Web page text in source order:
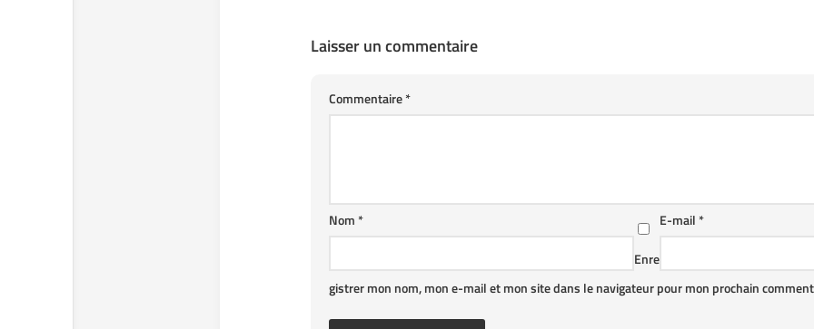
Laisser un commentaire
Commentaire*
E-mail*
Nom*
Enre
gistrer mon nom, mon e-mail et mon site dans le navigateur pour mon prochain